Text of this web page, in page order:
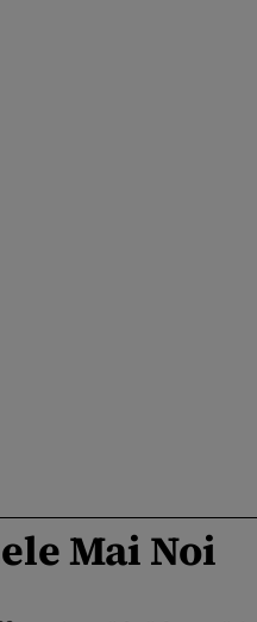
Mai Noi